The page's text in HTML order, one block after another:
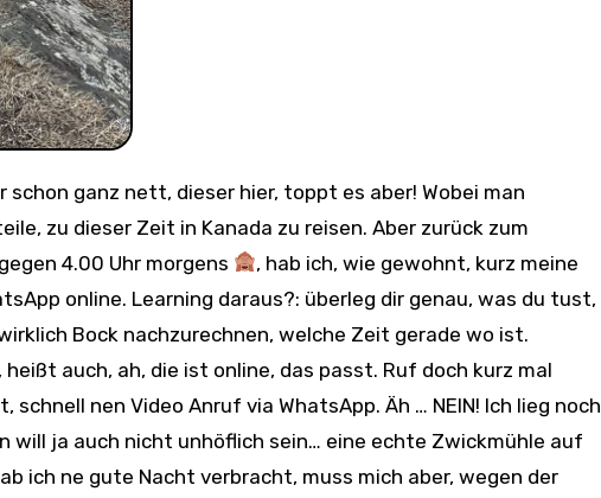
zu dieser Zeit in Kanada zu reisen. Aber zurück zum
4.00 Uhr morgens
, hab ich, wie gewohnt, kurz meine
online. Learning daraus?: überleg dir genau, was du tust,
Bock nachzurechnen, welche Zeit gerade wo ist.
auch, ah, die ist online, das passt. Ruf doch kurz mal
nen Video Anruf via WhatsApp. Äh … NEIN! Ich lieg noch
will ja auch nicht unhöflich sein… eine echte Zwickmühle auf
ich ne gute Nacht verbracht, muss mich aber, wegen der